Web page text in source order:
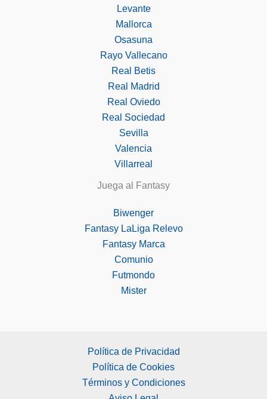
Levante
Mallorca
Osasuna
Rayo Vallecano
Real Betis
Real Madrid
Real Oviedo
Real Sociedad
Sevilla
Valencia
Villarreal
Juega al Fantasy
Biwenger
Fantasy LaLiga Relevo
Fantasy Marca
Comunio
Futmondo
Mister
Política de Privacidad
Política de Cookies
Términos y Condiciones